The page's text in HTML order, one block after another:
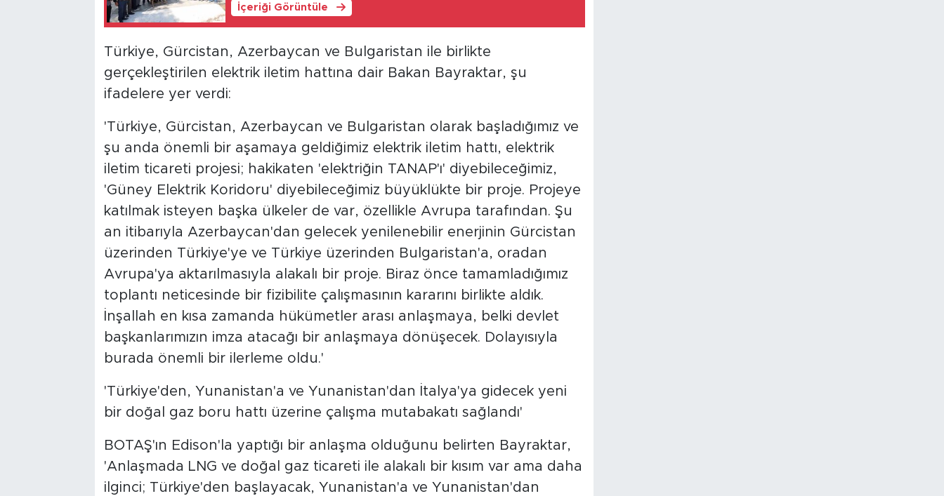
İçeriği Görüntüle
Türkiye, Gürcistan, Azerbaycan ve Bulgaristan ile birlikte
gerçekleştirilen elektrik iletim hattına dair Bakan Bayraktar, şu
ifadelere yer verdi:
'Türkiye, Gürcistan, Azerbaycan ve Bulgaristan olarak başladığımız ve
şu anda önemli bir aşamaya geldiğimiz elektrik iletim hattı, elektrik
iletim ticareti projesi; hakikaten 'elektriğin TANAP'ı' diyebileceğimiz,
'Güney Elektrik Koridoru' diyebileceğimiz büyüklükte bir proje. Projeye
katılmak isteyen başka ülkeler de var, özellikle Avrupa tarafından. Şu
an itibarıyla Azerbaycan'dan gelecek yenilenebilir enerjinin Gürcistan
üzerinden Türkiye'ye ve Türkiye üzerinden Bulgaristan'a, oradan
Avrupa'ya aktarılmasıyla alakalı bir proje. Biraz önce tamamladığımız
toplantı neticesinde bir fizibilite çalışmasının kararını birlikte aldık.
İnşallah en kısa zamanda hükümetler arası anlaşmaya, belki devlet
başkanlarımızın imza atacağı bir anlaşmaya dönüşecek. Dolayısıyla
burada önemli bir ilerleme oldu.'
'Türkiye'den, Yunanistan'a ve Yunanistan'dan İtalya'ya gidecek yeni
bir doğal gaz boru hattı üzerine çalışma mutabakatı sağlandı'
BOTAŞ'ın Edison'la yaptığı bir anlaşma olduğunu belirten Bayraktar,
'Anlaşmada LNG ve doğal gaz ticareti ile alakalı bir kısım var ama daha
ilginci; Türkiye'den başlayacak, Yunanistan'a ve Yunanistan'dan